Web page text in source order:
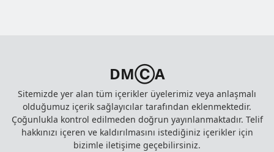
DMⒸA
Sitemizde yer alan tüm içerikler üyelerimiz veya anlaşmalı
olduğumuz içerik sağlayıcılar tarafından eklenmektedir.
Çoğunlukla kontrol edilmeden doğrun yayınlanmaktadır. Telif
hakkınızı içeren ve kaldırılmasını istediğiniz içerikler için
bizimle iletişime geçebilirsiniz.